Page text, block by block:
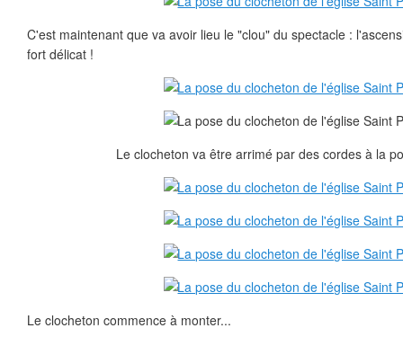
C'est maintenant que va avoir lieu le "clou" du spectacle :
fort délicat !
Le clocheton va être arrimé par des cordes à la
Le clocheton commence à monter...